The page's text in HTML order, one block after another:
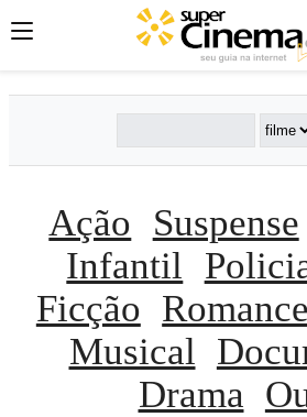
Ação Suspense
Infantil
Ficção Romance
Musical
Drama